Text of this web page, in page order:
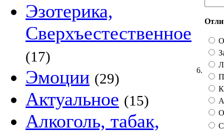
Эзотерика,
Сверхъестественное
(17)
Эмоции (29)
Актуальное (15)
Алкоголь, табак,
6.